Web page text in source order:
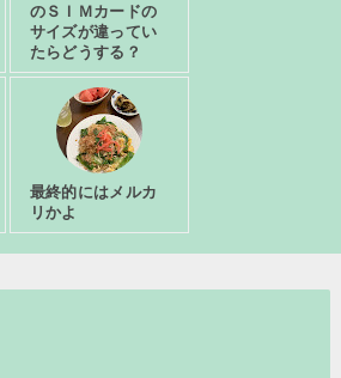
のＳＩＭカードの
サイズが違ってい
たらどうする？
最終的にはメルカ
リかよ